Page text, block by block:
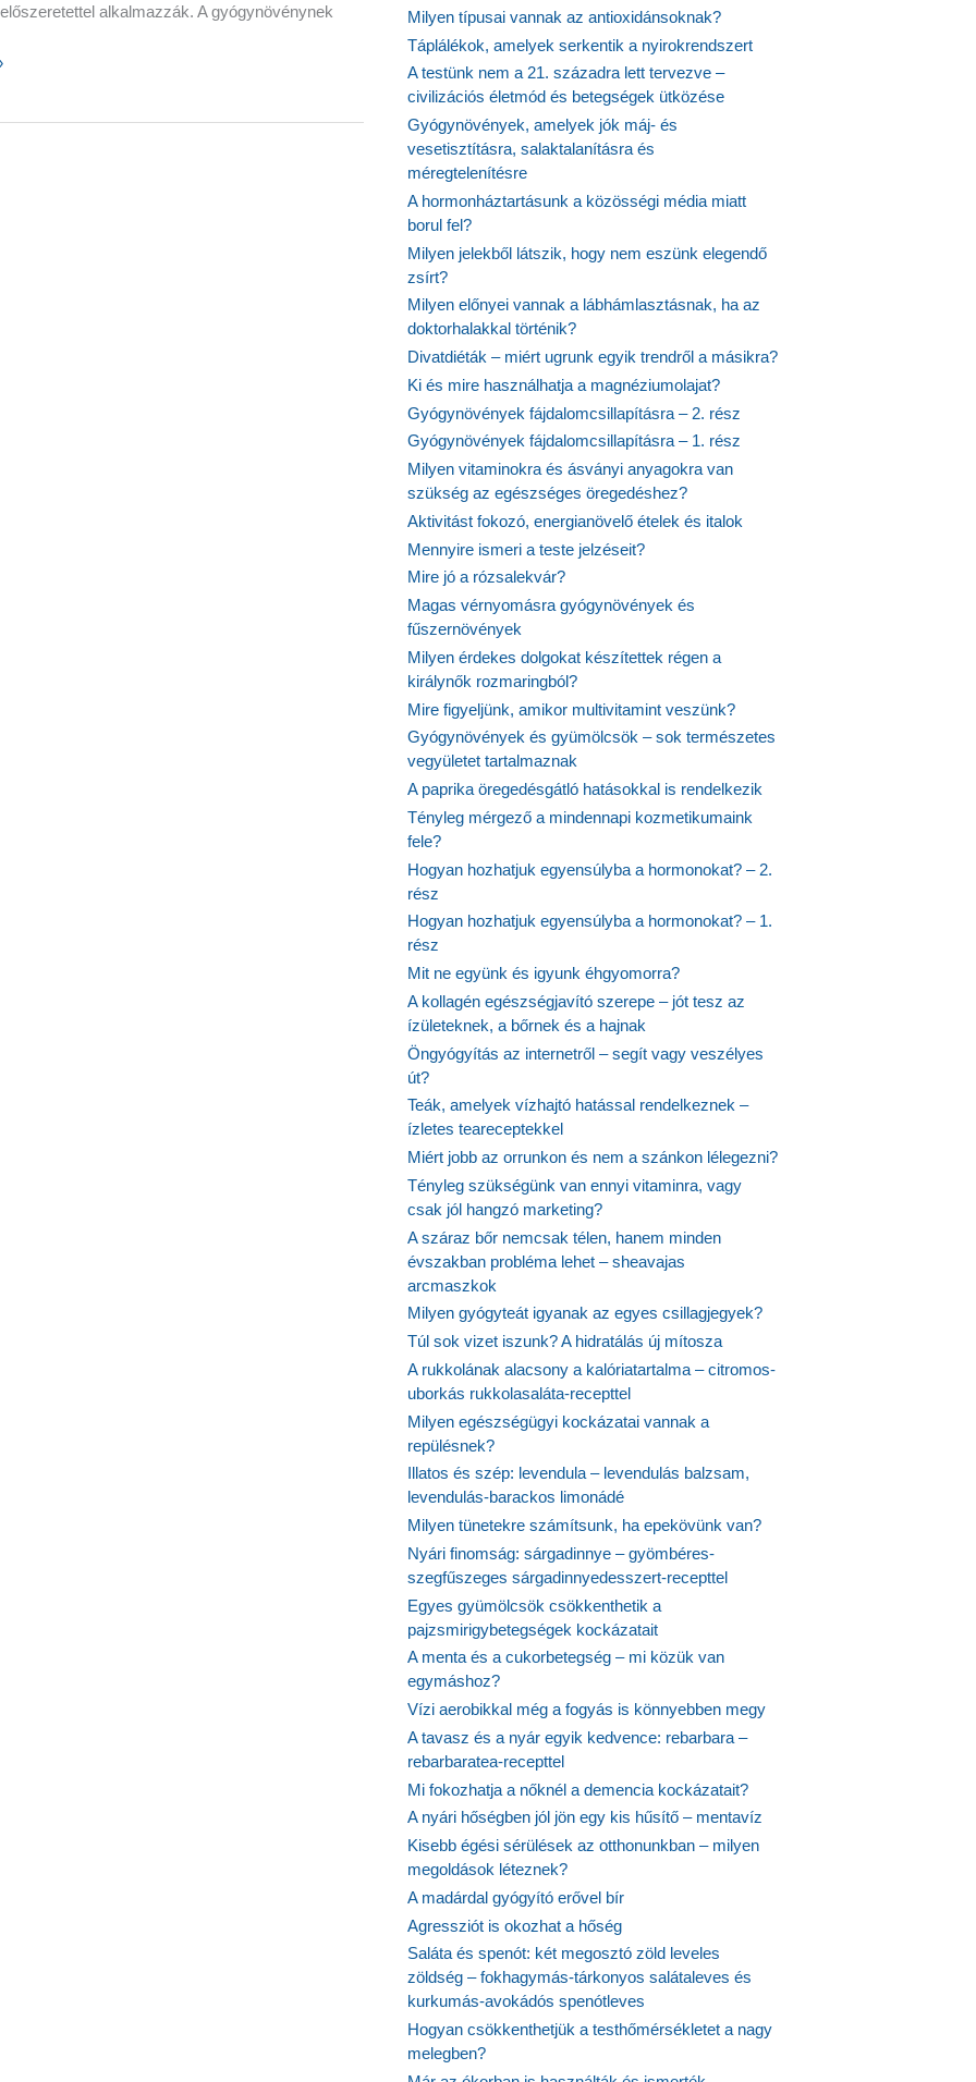
alkalmazzák. A gyógynövénynek
Milyen típusai vannak az antioxidánsoknak?
Táplálékok, amelyek serkentik a nyirokrendszert
A testünk nem a 21. századra lett tervezve –
civilizációs életmód és betegségek ütközése
Gyógynövények, amelyek jók máj- és
vesetisztításra, salaktalanításra és
méregtelenítésre
A hormonháztartásunk a közösségi média miatt
borul fel?
Milyen jelekből látszik, hogy nem eszünk elegendő
zsírt?
Milyen előnyei vannak a lábhámlasztásnak, ha az
doktorhalakkal történik?
Divatdiéták – miért ugrunk egyik trendről a másikra?
Ki és mire használhatja a magnéziumolajat?
Gyógynövények fájdalomcsillapításra – 2. rész
Gyógynövények fájdalomcsillapításra – 1. rész
Milyen vitaminokra és ásványi anyagokra van
szükség az egészséges öregedéshez?
Aktivitást fokozó, energianövelő ételek és italok
Mennyire ismeri a teste jelzéseit?
Mire jó a rózsalekvár?
Magas vérnyomásra gyógynövények és
fűszernövények
Milyen érdekes dolgokat készítettek régen a
királynők rozmaringból?
Mire figyeljünk, amikor multivitamint veszünk?
Gyógynövények és gyümölcsök – sok természetes
vegyületet tartalmaznak
A paprika öregedésgátló hatásokkal is rendelkezik
Tényleg mérgező a mindennapi kozmetikumaink
fele?
Hogyan hozhatjuk egyensúlyba a hormonokat? – 2.
rész
Hogyan hozhatjuk egyensúlyba a hormonokat? – 1.
rész
Mit ne együnk és igyunk éhgyomorra?
A kollagén egészségjavító szerepe – jót tesz az
ízületeknek, a bőrnek és a hajnak
Öngyógyítás az internetről – segít vagy veszélyes
út?
Teák, amelyek vízhajtó hatással rendelkeznek –
ízletes teareceptekkel
Miért jobb az orrunkon és nem a szánkon lélegezni?
Tényleg szükségünk van ennyi vitaminra, vagy
csak jól hangzó marketing?
A száraz bőr nemcsak télen, hanem minden
évszakban probléma lehet – sheavajas
arcmaszkok
Milyen gyógyteát igyanak az egyes csillagjegyek?
Túl sok vizet iszunk? A hidratálás új mítosza
A rukkolának alacsony a kalóriatartalma – citromos-
uborkás rukkolasaláta-recepttel
Milyen egészségügyi kockázatai vannak a
repülésnek?
Illatos és szép: levendula – levendulás balzsam,
levendulás-barackos limonádé
Milyen tünetekre számítsunk, ha epekövünk van?
Nyári finomság: sárgadinnye – gyömbéres-
szegfűszeges sárgadinnyedesszert-recepttel
Egyes gyümölcsök csökkenthetik a
pajzsmirigybetegségek kockázatait
A menta és a cukorbetegség – mi közük van
egymáshoz?
Vízi aerobikkal még a fogyás is könnyebben megy
A tavasz és a nyár egyik kedvence: rebarbara –
rebarbaratea-recepttel
Mi fokozhatja a nőknél a demencia kockázatait?
A nyári hőségben jól jön egy kis hűsítő – mentavíz
Kisebb égési sérülések az otthonunkban – milyen
megoldások léteznek?
A madárdal gyógyító erővel bír
Agressziót is okozhat a hőség
Saláta és spenót: két megosztó zöld leveles
zöldség – fokhagymás-tárkonyos salátaleves és
kurkumás-avokádós spenótleves
Hogyan csökkenthetjük a testhőmérsékletet a nagy
melegben?